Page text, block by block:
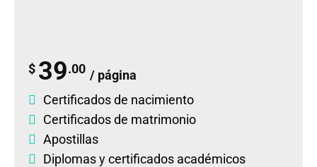
$ 39.00 / página
Certificados de nacimiento
Certificados de matrimonio
Apostillas
Diplomasycertificados académicos